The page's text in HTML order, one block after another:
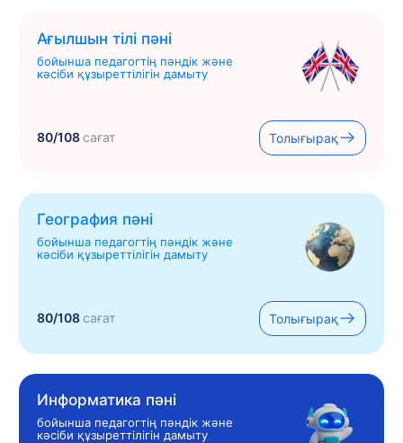
Ағылшын тілі пәні
бойынша педагогтің пәндік және
кәсіби құзыреттілігін дамыту
80/108сағат Толығырақ
География пәні
бойынша педагогтің пәндік және
кәсіби құзыреттілігін дамыту
80/108сағат Толығырақ
Информатика пәні
бойынша педагогтің пәндік және
кәсіби құзыреттілігін дамыту